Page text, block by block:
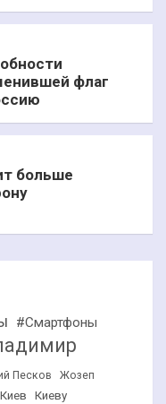
флаг
больше
#Смартфоны
Песков
Жозеп
Киев Киеву